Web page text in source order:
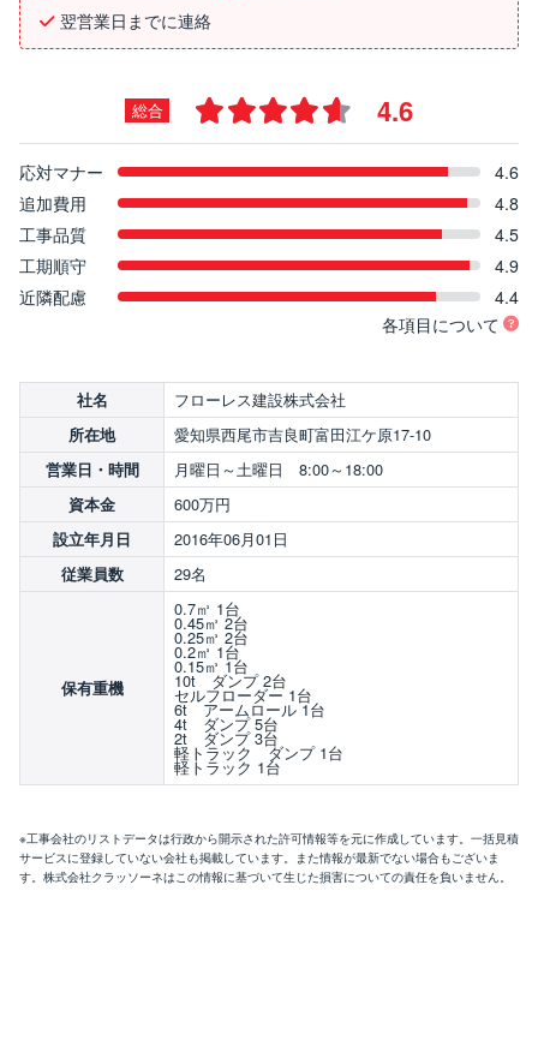
翌営業日までに連絡
総合 4.6
応対マナー
4.6
追加費用
4.8
工事品質
4.5
工期順守
4.9
近隣配慮
4.4
各項目について
社名 フローレス建設株式会社
所在地 愛知県西尾市吉良町富田江ケ原17-10
営業日・時間 月曜日～土曜日 8:00～18:00
資本金 600万円
設立年月日 2016年06月01日
従業員数 29名
保有重機
0.7㎥ 1台
0.45㎥ 2台
0.25㎥ 2台
0.2㎥ 1台
0.15㎥ 1台
10t ダンプ 2台
セルフローダー 1台
6t アームロール 1台
4t ダンプ 5台
2t ダンプ 3台
軽トラック ダンプ 1台
軽トラック 1台
※工事会社のリストデータは行政から開示された許可情報等を元に作成しています。一括見積
サービスに登録していない会社も掲載しています。また情報が最新でない場合もございま
す。株式会社クラッソーネはこの情報に基づいて生じた損害についての責任を負いません。